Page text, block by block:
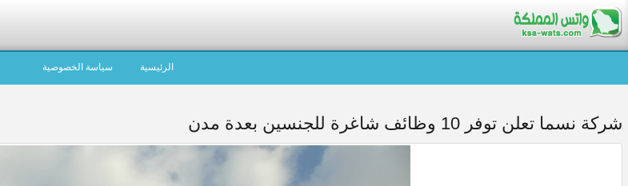
الرئيسية سياسة الخصوصية
شركة نسما تعلن توفر 10 وظائف شاغرة للجنسين بعدة مدن